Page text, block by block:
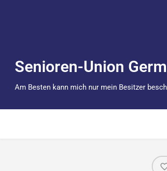
Senioren-Union
Am Besten kann mich nur mein Besitzer